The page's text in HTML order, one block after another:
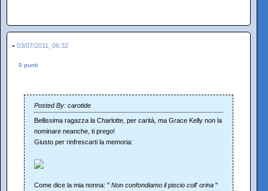
- 03/07/2011, 06:32
0 punti
Posted By: carotide
Bellissima ragazza la Charlotte, per carità, ma Grace Kelly non la
nominare neanche, ti prego!
Giusto per rinfrescarti la memoria:
Come dice la mia nonna: " Non confondiamo il piscio coll' orina "